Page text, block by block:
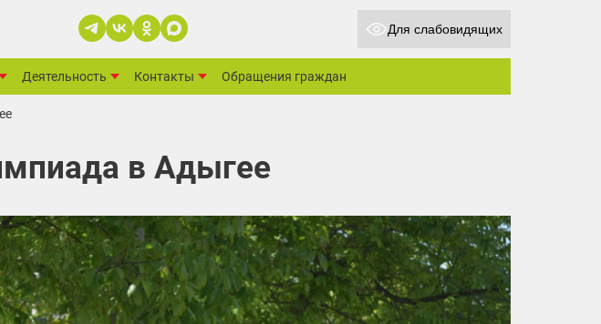
Для слабовидящих
Деятельность Контакты Обращения граждан
в Адыгее